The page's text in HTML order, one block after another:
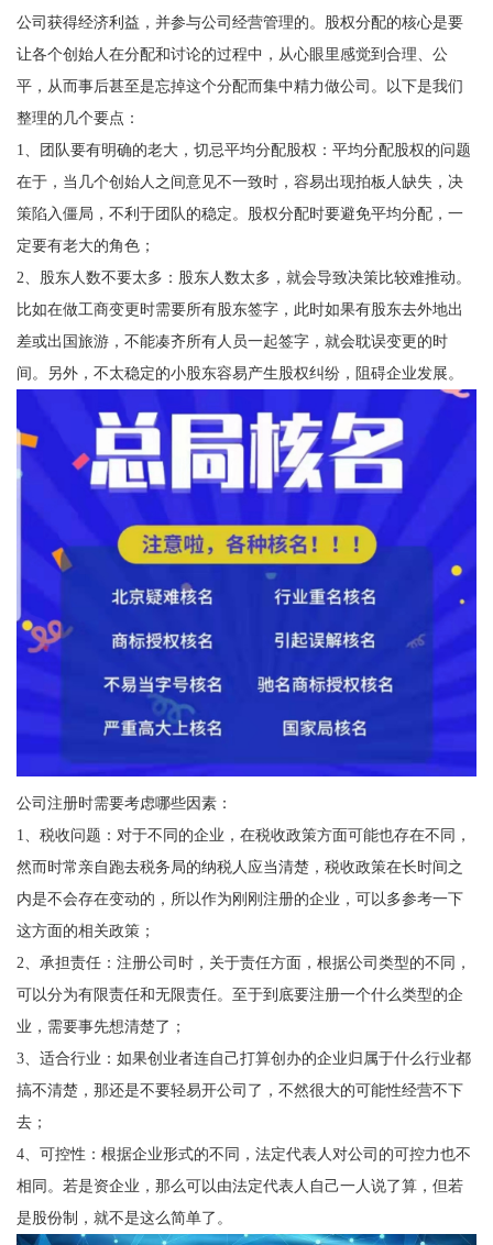
公司获得经济利益，并参与公司经营管理的。股权分配的核心是要
让各个创始人在分配和讨论的过程中，从心眼里感觉到合理、公
平，从而事后甚至是忘掉这个分配而集中精力做公司。以下是我们
整理的几个要点：
1、团队要有明确的老大，切忌平均分配股权：平均分配股权的问题
在于，当几个创始人之间意见不一致时，容易出现拍板人缺失，决
策陷入僵局，不利于团队的稳定。股权分配时要避免平均分配，一
定要有老大的角色；
2、股东人数不要太多：股东人数太多，就会导致决策比较难推动。
比如在做工商变更时需要所有股东签字，此时如果有股东去外地出
差或出国旅游，不能凑齐所有人员一起签字，就会耽误变更的时
间。另外，不太稳定的小股东容易产生股权纠纷，阻碍企业发展。
公司注册时需要考虑哪些因素：
1、税收问题：对于不同的企业，在税收政策方面可能也存在不同，
然而时常亲自跑去税务局的纳税人应当清楚，税收政策在长时间之
内是不会存在变动的，所以作为刚刚注册的企业，可以多参考一下
这方面的相关政策；
2、承担责任：注册公司时，关于责任方面，根据公司类型的不同，
可以分为有限责任和无限责任。至于到底要注册一个什么类型的企
业，需要事先想清楚了；
3、适合行业：如果创业者连自己打算创办的企业归属于什么行业都
搞不清楚，那还是不要轻易开公司了，不然很大的可能性经营不下
去；
4、可控性：根据企业形式的不同，法定代表人对公司的可控力也不
相同。若是资企业，那么可以由法定代表人自己一人说了算，但若
是股份制，就不是这么简单了。